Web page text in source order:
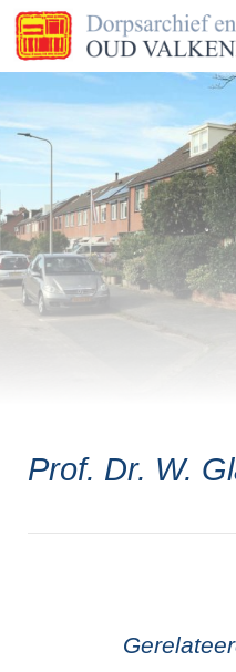
Prof. Dr. W.